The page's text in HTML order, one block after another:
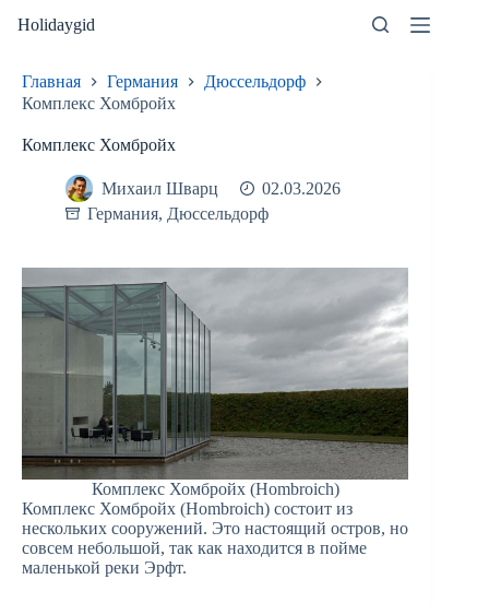
Holidaygid
Главная Германия
Дюссельдорф
Комплекс Хомбройх
Комплекс Хомбройх
Михаил Шварц
02.03.2026
Германия, Дюссельдорф
Комплекс Хомбройх (Hombroich)
Комплекс Хомбройх (Hombroich) состоит из
нескольких сооружений. Это настоящий остров, но
совсем небольшой, так как находится в пойме
маленькой реки Эрфт.